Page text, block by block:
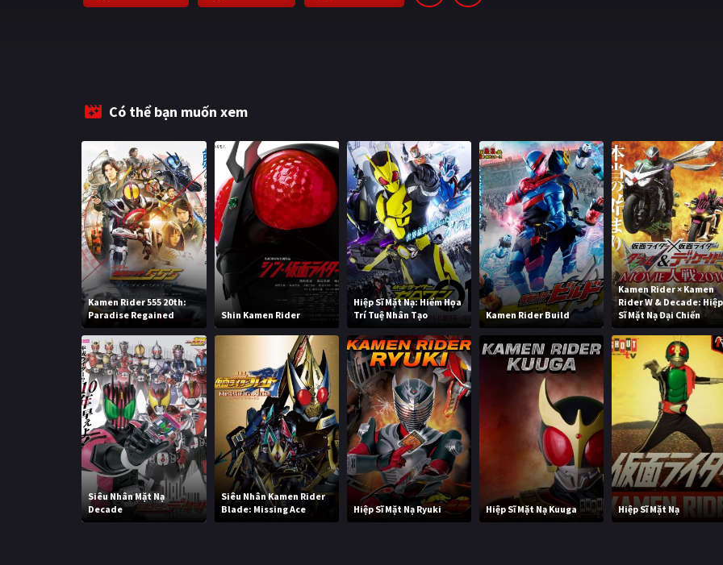
Có thể bạn muốn xem
Kamen Rider 555 20th:
Paradise Regained
Shin Kamen Rider
Hiệp Sĩ Mặt Nạ: Hiểm Họa
Trí Tuệ Nhân Tạo
Kamen Rider Build
Kamen Rider × Kamen
Rider W & Decade: Hiệp
Sĩ Mặt Nạ Đại Chiến
Siêu Nhân Mặt Nạ
Decade
Siêu Nhân Kamen Rider
Blade: Missing Ace
Hiệp Sĩ Mặt Nạ Ryuki Hiệp Sĩ Mặt Nạ Kuuga Hiệp Sĩ Mặt Nạ